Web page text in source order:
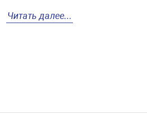
Читать далее...